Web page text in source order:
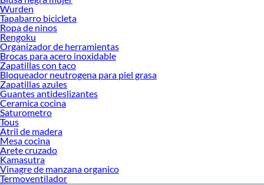
Wurden
Tapabarro bicicleta
Ropa de ninos
Rengoku
Organizador de herramientas
Brocas para acero inoxidable
Zapatillas con taco
Bloqueador neutrogena para piel grasa
Zapatillas azules
Guantes antideslizantes
Ceramica cocina
Saturometro
Tous
Atril de madera
Mesa cocina
Arete cruzado
Kamasutra
Vinagre de manzana organico
Termoventilador